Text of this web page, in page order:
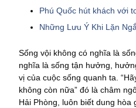
Phú Quốc hút khách với
Những Lưu Ý Khi Lặn
Sống vội không có nghĩa là
nghĩa là sống tận hưởng,
vị của cuộc sống quanh ta.
không còn nữa” đó là châm
Hải Phòng, luôn biết dung hòa